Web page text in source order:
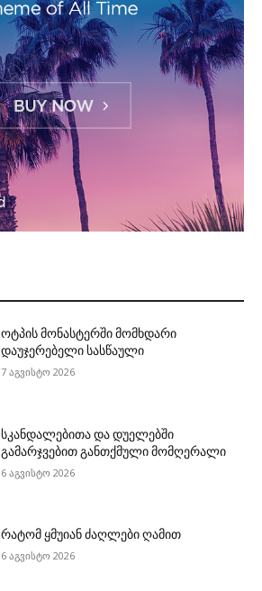
ოტპის მონასტერში მომხდარი
დაუჯერებელი სასწაული
7 აგვისტო 2026
სკანდალებითა და დუელებში
გამარჯვებით განთქმული მომღერალი
6 აგვისტო 2026
რატომ ყმუიან ძაღლები ღამით
6 აგვისტო 2026